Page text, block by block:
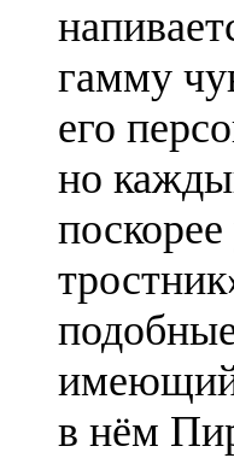
гамму
его
но
имеющий
в нём